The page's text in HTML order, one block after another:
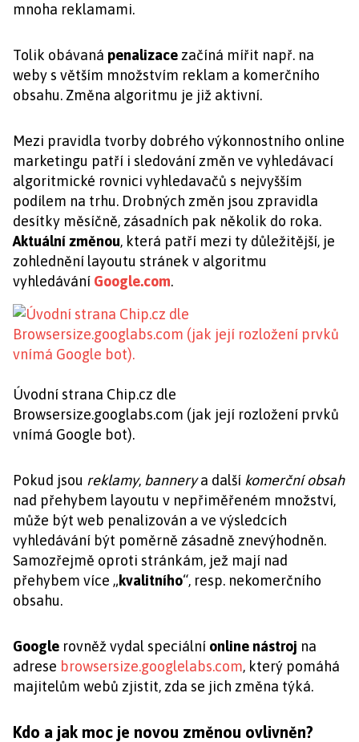
mnoha reklamami.
Tolik obávaná penalizace začíná mířit např. na
weby s větším množstvím reklam a komerčního
obsahu. Změna algoritmu je již aktivní.
Mezi pravidla tvorby dobrého výkonnostního online
marketingu patří i sledování změn ve vyhledávací
algoritmické rovnici vyhledavačů s nejvyšším
podílem na trhu. Drobných změn jsou zpravidla
desítky měsíčně, zásadních pak několik do roka.
Aktuální změnou, která patří mezi ty důležitější, je
zohlednění layoutu stránek v algoritmu
vyhledávání Google.com.
Úvodní strana Chip.cz dle
Browsersize.googlabs.com (jak její rozložení prvků
vnímá Google bot).
Pokud jsou reklamy, bannerya další komerční obsah
nad přehybem layoutu v nepřiměřeném množství,
může být web penalizován a ve výsledcích
vyhledávání být poměrně zásadně znevýhodněn.
Samozřejmě oproti stránkám, jež mají nad
přehybem více „kvalitního“, resp. nekomerčního
obsahu.
Google rovněž vydal speciální online nástroj na
adrese browsersize.googlelabs.com, který pomáhá
majitelům webů zjistit, zda se jich změna týká.
Kdo a jak moc je novou změnou ovlivněn?